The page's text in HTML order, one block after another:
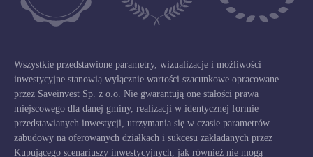
Wszystkie przedstawione parametry, wizualizacje i możliwości
inwestycyjne stanowią wyłącznie wartości szacunkowe opracowane
przez Saveinvest Sp. z o.o. Nie gwarantują one stałości prawa
miejscowego dla danej gminy, realizacji w identycznej formie
przedstawianych inwestycji, utrzymania się w czasie parametrów
zabudowy na oferowanych działkach i sukcesu zakładanych przez
Kupującego scenariuszy inwestycyjnych, jak również nie mogą